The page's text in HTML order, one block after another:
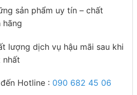
sản phẩm uy tín – chất
hãng
lượng dịch vụ hậu mãi sau khi
nhất
Hotline : 090 682 45 06